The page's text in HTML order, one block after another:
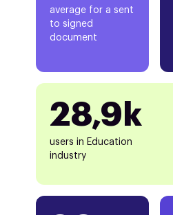
average for a sent
to signed
document
28,9k
users in Education
industry